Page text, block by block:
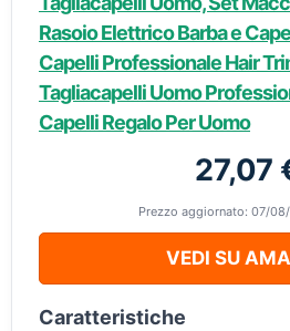
Rasoio Elettrico Barba e
Capelli Professionale Hair
Tagliacapelli Uomo
Capelli Regalo Per Uomo
27,07
Prezzo aggiornato: 07/
VEDI SU
Caratteristiche